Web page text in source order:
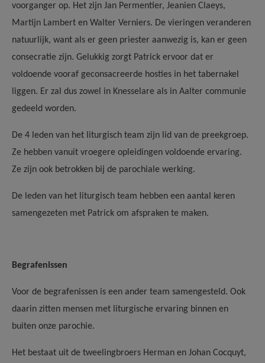
voorganger op. Het zijn Jan Permentier, Jeanien Claeys,
Martijn Lambert en Walter Verniers. De vieringen veranderen
natuurlijk, want als er geen priester aanwezig is, kan er geen
consecratie zijn. Gelukkig zorgt Patrick ervoor dat er
voldoende vooraf geconsacreerde hosties in het tabernakel
liggen. Er zal dus zowel in Knesselare als in Aalter communie
gedeeld worden.
De 4 leden van het liturgisch team zijn lid van de preekgroep.
Ze hebben vanuit vroegere opleidingen voldoende ervaring.
Ze zijn ook betrokken bij de parochiale werking.
De leden van het liturgisch team hebben een aantal keren
samengezeten met Patrick om afspraken te maken.
Begrafenissen
Voor de begrafenissen is een ander team samengesteld. Ook
daarin zitten mensen met liturgische ervaring binnen en
buiten onze parochie.
Het bestaat uit de tweelingbroers Herman en Johan Cocquyt,